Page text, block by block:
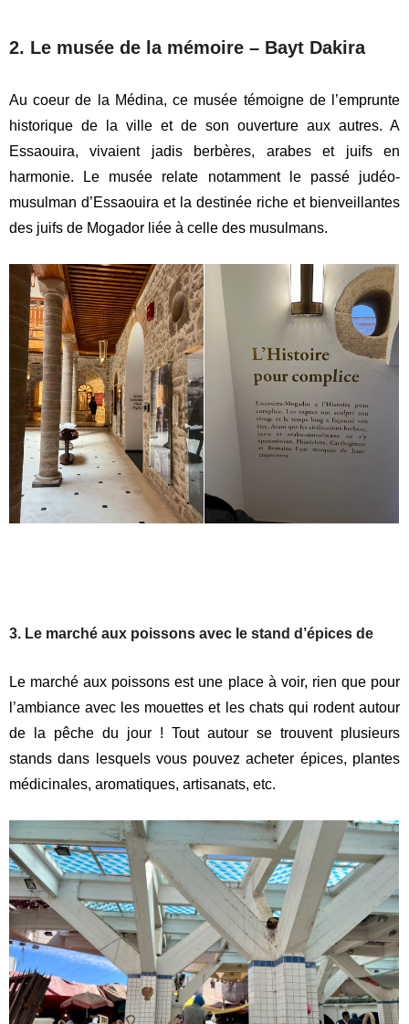
2. Le musée de la mémoire – Bayt Dakira
Au coeur de la Médina, ce musée témoigne de l’emprunte
historique de la ville et de son ouverture aux autres. A
Essaouira, vivaient jadis
berbères, arabes et juifs en
harmonie. Le musée relate notamment le passé judéo-
musulman d’Essaouira et la destinée riche et bienveillantes
des juifs de Mogador liée à celle des musulmans.
3. Le marché aux poissons avec le stand d’épices de
Le marché aux poissons est une place à voir, rien que pour
l’ambiance avec les mouettes et les chats qui rodent autour
de la pêche du jour ! Tout autour se trouvent plusieurs
stands dans lesquels vous pouvez acheter épices, plantes
médicinales, aromatiques, artisanats, etc.